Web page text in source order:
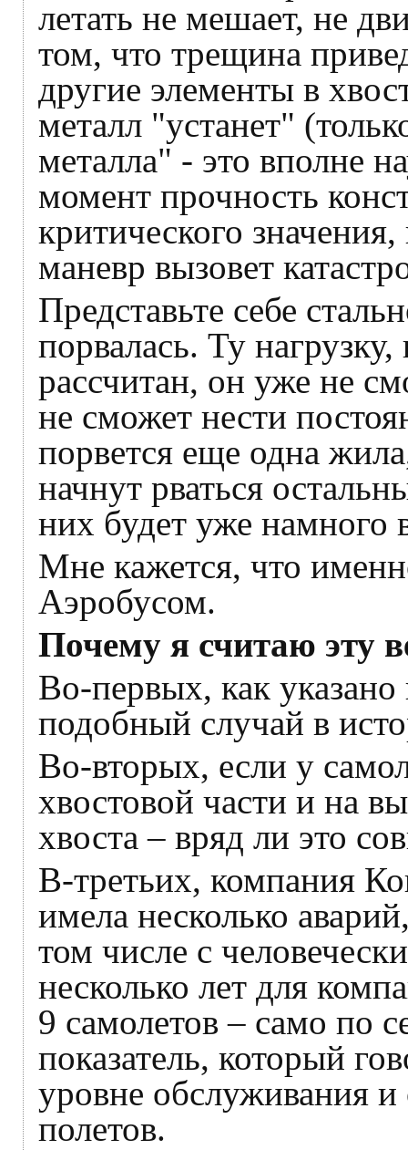
летать не мешает, не
том, что трещина
другие элементы в
металл "устанет"
металла" - это вполне
момент прочность
критического
маневр вызовет
Представьте себе
порвалась. Ту
рассчитан, он уже не
не сможет нести
порвется еще одна
начнут рваться
них будет уже намного
Мне кажется, что
Аэробусом.
Почему я считаю эту
Во-первых, как
подобный случай в
Во-вторых, если у
хвостовой части и на
хвоста – вряд ли это
В-третьих, компания
имела несколько
том числе с
несколько лет для
9 самолетов – само по
показатель, который
уровне обслуживания
полетов.